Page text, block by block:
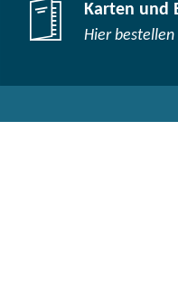
Karten und
Hier